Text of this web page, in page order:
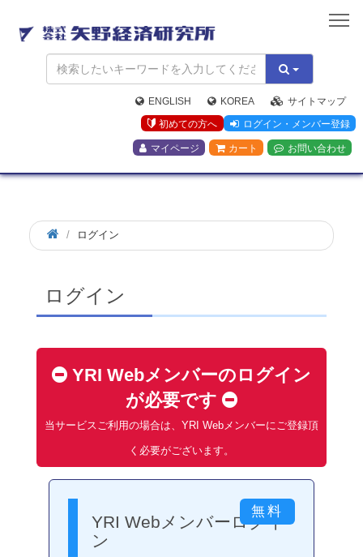
矢
野
経
済
研
究
所
ENGLISH KOREA
サイトマップ
初めての方へ
ログイン・メンバー登録
マイページ カート お問い合わせ
ログイン
ログイン
YRI Webメンバーのログイン
が必要です
当サービスご利用の場合は、YRI Webメンバーにご登録頂
く必要がございます。
YRI Webメンバーログイ
ン